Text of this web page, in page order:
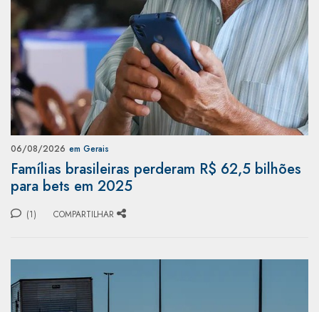
06/08/2026 em Gerais
Famílias brasileiras perderam R$ 62,5 bilhões
para bets em 2025
(1) COMPARTILHAR